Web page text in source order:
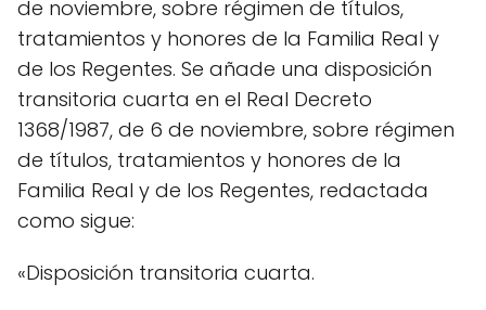
de noviembre, sobre régimen de títulos,
tratamientos y honores de la Familia Real y
de los Regentes. Se añade una disposición
transitoria cuarta en el Real Decreto
1368/1987, de 6 de noviembre, sobre régimen
de títulos, tratamientos y honores de la
Familia Real y de los Regentes, redactada
como sigue:
«Disposición transitoria cuarta.